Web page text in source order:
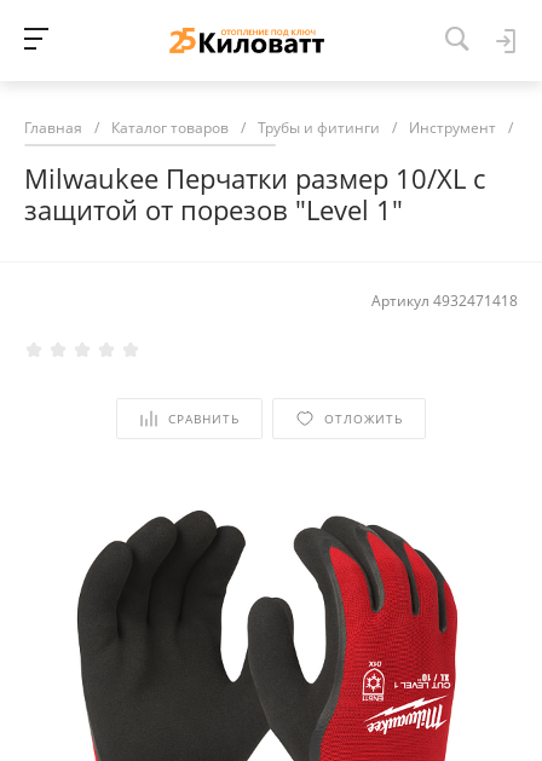
Главная / Каталог товаров / Трубы и фитинги / Инструмент /
Milwaukee Перчатки размер 10/XL с
защитой от порезов "Level 1"
Артикул 4932471418
СРАВНИТЬ ОТЛОЖИТЬ